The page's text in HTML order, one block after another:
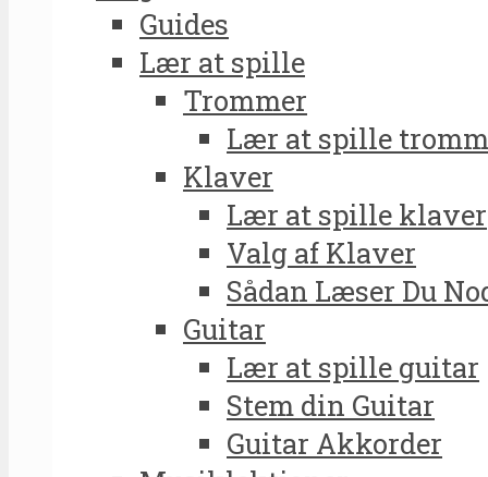
Guides
Lær at spille
Trommer
Lær at spille
Klaver
Lær at spille klaver
Valg af Klaver
Sådan Læser Du
Guitar
Lær at spille guitar
Stem din Guitar
Guitar Akkorder